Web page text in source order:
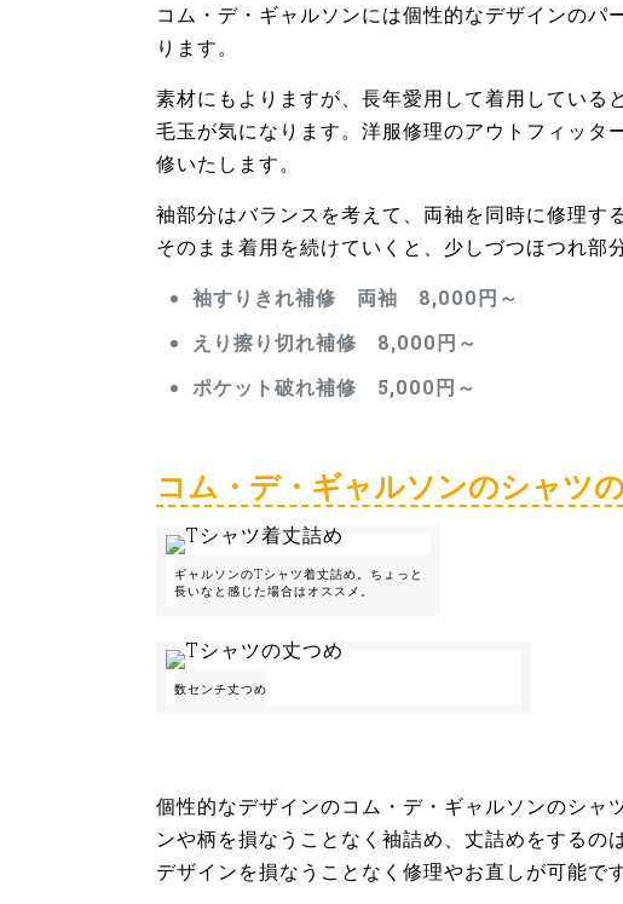
コム・デ・ギャルソンには個性的なデザインの
ります。
素材にもよりますが、長年愛用して着用している
毛玉が気になります。洋服修理のアウトフィッ
修いたします。
袖部分はバランスを考えて、両袖を同時に修理す
そのまま着用を続けていくと、少しづつほつれ部
袖すりきれ補修 両袖 8,000円～
えり擦り切れ補修 8,000円～
ポケット破れ補修 5,000円～
コム・デ・ギャルソンのシャツ
ギャルソンのTシャツ着丈詰め。ちょっと
長いなと感じた場合はオススメ。
数センチ丈つめ
個性的なデザインのコム・デ・ギャルソンのシャ
ンや柄を損なうことなく袖詰め、丈詰めをする
デザインを損なうことなく修理やお直しが可能です